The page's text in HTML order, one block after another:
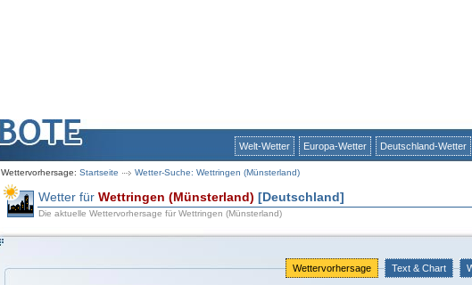
Welt-Wetter Europa-Wetter Deutschland-Wetter
Wettervorhersage: Startseite Wetter-Suche: Wettringen (Münsterland)
Wetter für Wettringen (Münsterland) [Deutschland]
Die aktuelle Wettervorhersage für Wettringen (Münsterland)
Wettervorhersage Text & Chart